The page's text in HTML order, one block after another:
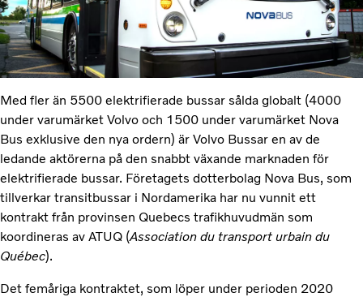
Med fler än 5500 elektrifierade bussar sålda globalt (4000
under varumärket Volvo och 1500 under varumärket Nova
Bus exklusive den nya ordern) är Volvo Bussar en av de
ledande aktörerna på den snabbt växande marknaden för
elektrifierade bussar. Företagets dotterbolag Nova Bus, som
tillverkar transitbussar i Nordamerika har nu vunnit ett
kontrakt från provinsen Quebecs trafikhuvudmän som
koordineras av ATUQ (Association du transport urbain du
Québec).
Det femåriga kontraktet, som löper under perioden 2020